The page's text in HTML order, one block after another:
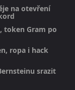
na otevření
token Gram po
ropa i hack
srazit